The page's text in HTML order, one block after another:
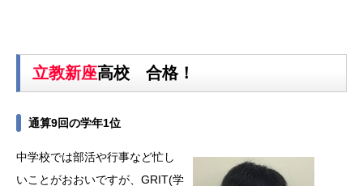
立教新座高校 合格！
通算9回の学年1位
中学校では部活や行事など忙し
いことがおおいですが、GRIT(学